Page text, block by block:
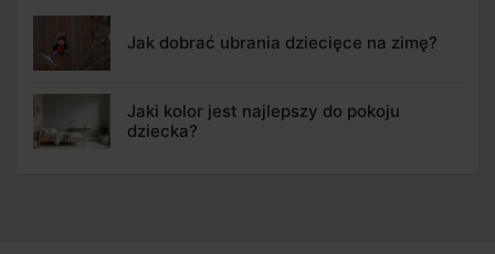
Jak dobrać ubrania dziecięce na zimę?
Jaki kolor jest najlepszy do pokoju
dziecka?